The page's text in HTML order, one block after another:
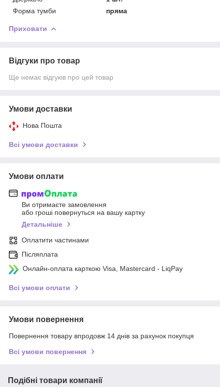
Форма тумби
пряма
Приховати
Відгуки про товар
Ще немає відгуків про цей товар
Умови доставки
Нова Пошта
Всі умови доставки
Умови оплати
Ви отримаєте замовлення
або гроші повернуться на вашу картку
Детальніше
Оплатити частинами
Післяплата
Онлайн-оплата карткою Visa, Mastercard - LiqPay
Всі умови оплати
Умови повернення
Повернення товару впродовж 14 днів за рахунок покупця
Всі умови повернення
Подібні товари компанії